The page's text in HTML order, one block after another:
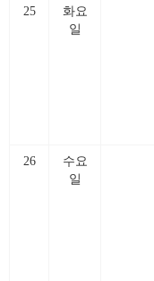
25
화요
일
26
수요
일